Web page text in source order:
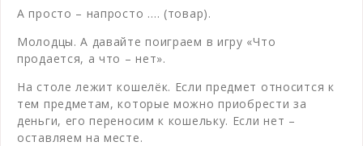
А просто – напросто …. (товар).
Молодцы. А давайте поиграем в игру «Что
продается, а что – нет».
На столе лежит кошелёк. Если предмет относится к
тем предметам, которые можно приобрести за
деньги, его переносим к кошельку. Если нет –
оставляем на месте.